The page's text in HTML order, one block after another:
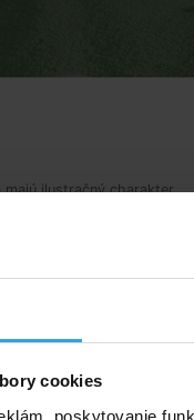
cookies
poskytovanie
majú ilustračný charakter.
popis
amorfný alumino-
aby sa v ňom
hmotnosť